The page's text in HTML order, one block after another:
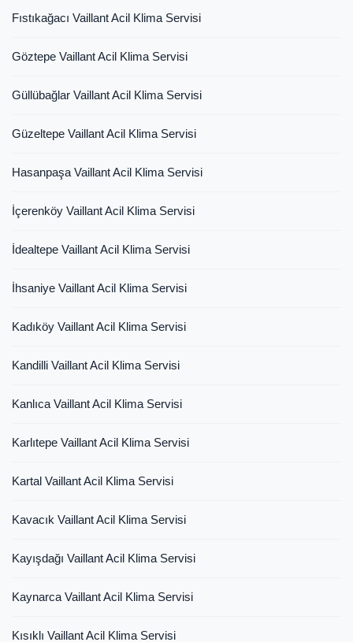
Fıstıkağacı Vaillant Acil Klima Servisi
Göztepe Vaillant Acil Klima Servisi
Güllübağlar Vaillant Acil Klima Servisi
Güzeltepe Vaillant Acil Klima Servisi
Hasanpaşa Vaillant Acil Klima Servisi
İçerenköy Vaillant Acil Klima Servisi
İdealtepe Vaillant Acil Klima Servisi
İhsaniye Vaillant Acil Klima Servisi
Kadıköy Vaillant Acil Klima Servisi
Kandilli Vaillant Acil Klima Servisi
Kanlıca Vaillant Acil Klima Servisi
Karlıtepe Vaillant Acil Klima Servisi
Kartal Vaillant Acil Klima Servisi
Kavacık Vaillant Acil Klima Servisi
Kayışdağı Vaillant Acil Klima Servisi
Kaynarca Vaillant Acil Klima Servisi
Kısıklı Vaillant Acil Klima Servisi